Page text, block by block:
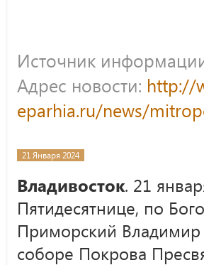
Источник
Адрес новости: http://
eparhia.ru/news/
21 Января 2024
Владивосток. 21
Пятидесятнице, по
Приморский
соборе Покрова